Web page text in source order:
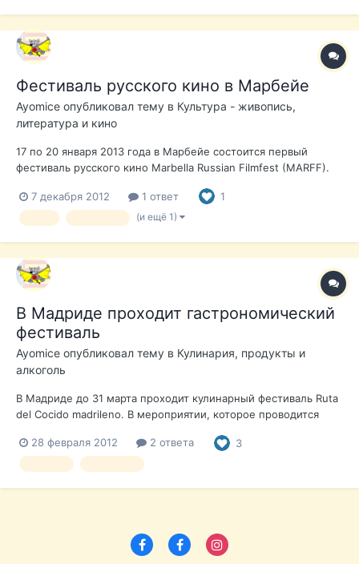
Фестиваль русского кино в Марбейе
Ayomice опубликовал тему в Культура - живопись,
литература и кино
17 по 20 января 2013 года в Марбейе состоится первый
фестиваль русского кино Marbella Russian Filmfest (MARFF).
субтитрами на испанском языке. Деловая программа
включает презентацию кино-производственных
7 декабря 2012 1 ответ 1
(и ещё 1)
В Мадриде проходит гастрономический
фестиваль
Ayomice опубликовал тему в Кулинария, продукты и
алкоголь
В Мадриде до 31 марта проходит кулинарный фестиваль Ruta
del Cocido madrileno. В мероприятии, которое проводится
испанской столицы и ее пригородов. В рамках фестиваля
посетителю выдается специальная карточка, в которой при
28 февраля 2012 2 ответа 3